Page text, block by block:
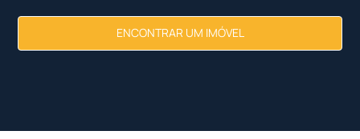
ENCONTRAR UM IMÓVEL